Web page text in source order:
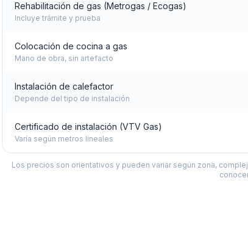
Rehabilitación de gas (Metrogas / Ecogas)
Incluye trámite y prueba
Colocación de cocina a gas
Mano de obra, sin artefacto
Instalación de calefactor
Depende del tipo de instalación
Certificado de instalación (VTV Gas)
Varía según metros lineales
Los precios son orientativos y pueden variar según zona,